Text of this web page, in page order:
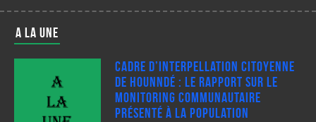
A LA UNE
Cadre d’interpellation citoyenne
de Hounndé : Le rapport sur le
monitoring communautaire
présenté à la population